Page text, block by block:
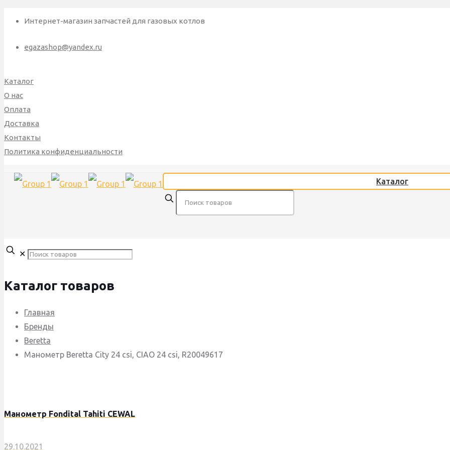
Интернет-магазин запчастей для газовых котлов
egazashop@yandex.ru
Каталог
О нас
Оплата
Доставка
Контакты
Политика конфиденциальности
Каталог
✕
Каталог товаров
Главная
Бренды
Beretta
Манометр Beretta City 24 csi, CIAO 24 csi, R20049617
Манометр Fondital Tahiti CEWAL
29.10.2021